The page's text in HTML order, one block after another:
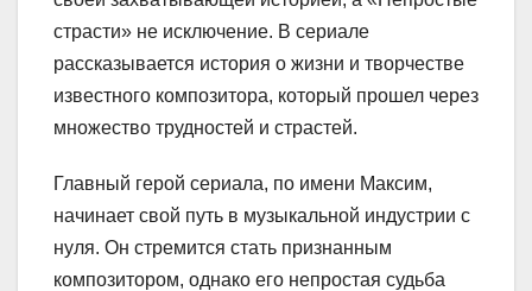
страсти» не исключение. В сериале
рассказывается история о жизни и творчестве
известного композитора, который прошел через
множество трудностей и страстей.
Главный герой сериала, по имени Максим,
начинает свой путь в музыкальной индустрии с
нуля. Он стремится стать признанным
композитором, однако его непростая судьба